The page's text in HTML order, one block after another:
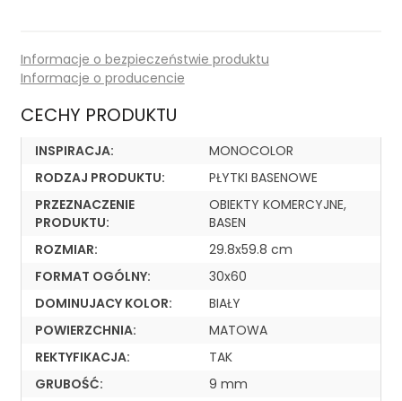
Informacje o bezpieczeństwie produktu
Informacje o producencie
CECHY PRODUKTU
INSPIRACJA:
MONOCOLOR
RODZAJ PRODUKTU:
PŁYTKI BASENOWE
PRZEZNACZENIE
PRODUKTU:
OBIEKTY KOMERCYJNE,
BASEN
ROZMIAR:
29.8x59.8 cm
FORMAT OGÓLNY:
30x60
DOMINUJACY KOLOR:
BIAŁY
POWIERZCHNIA:
MATOWA
REKTYFIKACJA:
TAK
GRUBOŚĆ:
9 mm